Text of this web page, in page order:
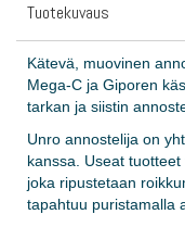
Tuotekuvaus
Kätevä, muovinen
Mega-C ja Giporen
tarkan ja siistin
Unro annostelija on
kanssa. Useat
joka ripustetaan
tapahtuu puristamalla